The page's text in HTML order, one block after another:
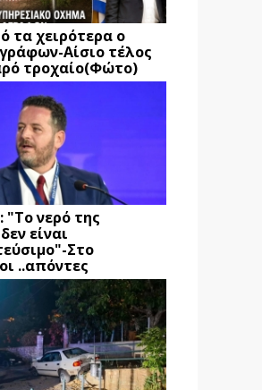
τα χειρότερα ο
Αίσιο τέλος
τροχαίο(Φώτο)
"Το νερό της
είναι
Στο
..απόντες